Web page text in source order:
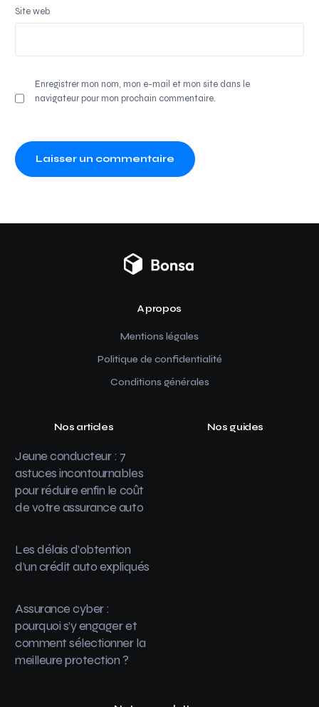
Site web
Enregistrer mon nom, mon e-mail et mon site dans le
navigateur pour mon prochain commentaire.
A propos
Mentions légales
Politique de confidentialité
Conditions générales
Nos articles
Jeune conducteur : 7
astuces incontournables
pour réduire enfin le coût
de votre assurance auto
Les délais d’obtention
d’un crédit auto expliqués
Assurance cyber :
pourquoi s’y engager et
comment sélectionner la
meilleure protection ?
Nos guides